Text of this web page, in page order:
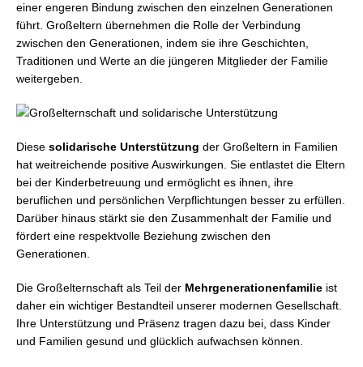
einer engeren Bindung zwischen den einzelnen Generationen
führt. Großeltern übernehmen die Rolle der Verbindung
zwischen den Generationen, indem sie ihre Geschichten,
Traditionen und Werte an die jüngeren Mitglieder der Familie
weitergeben.
Diese solidarische Unterstützung der Großeltern in Familien
hat weitreichende positive Auswirkungen. Sie entlastet die Eltern
bei der Kinderbetreuung und ermöglicht es ihnen, ihre
beruflichen und persönlichen Verpflichtungen besser zu erfüllen.
Darüber hinaus stärkt sie den Zusammenhalt der Familie und
fördert eine respektvolle Beziehung zwischen den
Generationen.
Die Großelternschaft als Teil der Mehrgenerationenfamilie ist
daher ein wichtiger Bestandteil unserer modernen Gesellschaft.
Ihre Unterstützung und Präsenz tragen dazu bei, dass Kinder
und Familien gesund und glücklich aufwachsen können.